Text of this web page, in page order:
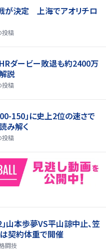
が決定 上海でアオリチロ
投稿
ダービー敗退も約2400万
説
投稿
150」に史上2位の速さで
み解く
投稿
」山本歩夢VS平山諒中止、笠
契約体重で開催
闘技